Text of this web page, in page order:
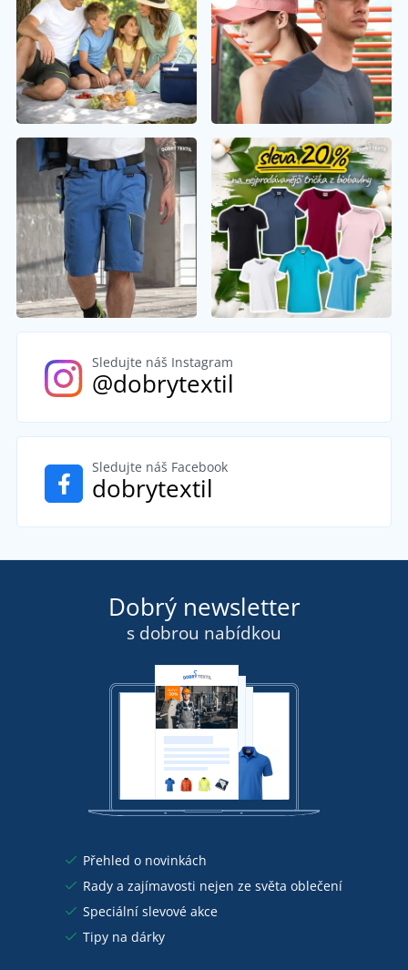
Sledujte náš Instagram
@dobrytextil
Sledujte náš Facebook
dobrytextil
Dobrý newsletter
s dobrou nabídkou
Přehled o novinkách
Rady a zajímavosti nejen ze světa oblečení
Speciální slevové akce
Tipy na dárky